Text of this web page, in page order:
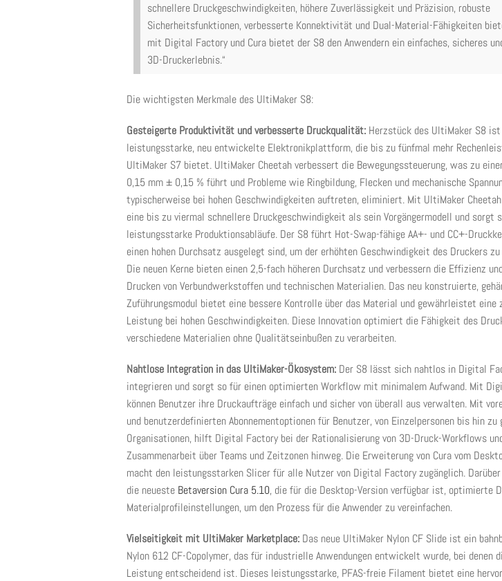
schnellere Druckgeschwindigkeiten, höhere Zuverlässigkeit und Präzision, robuste
Sicherheitsfunktionen, verbesserte Konnektivität und Dual-Material-Fähigkeiten
mit Digital Factory und Cura bietet der S8 den Anwendern ein einfaches, sicheres
3D-Druckerlebnis.“
Die wichtigsten Merkmale des UltiMaker S8:
Gesteigerte Produktivität und verbesserte Druckqualität: Herzstück des UltiMaker S8
leistungsstarke, neu entwickelte Elektronikplattform, die bis zu fünfmal mehr
UltiMaker S7 bietet. UltiMaker Cheetah verbessert die Bewegungssteuerung, was zu
0,15 mm ± 0,15 % führt und Probleme wie Ringbildung, Flecken und mechanische
typischerweise bei hohen Geschwindigkeiten auftreten, eliminiert. Mit UltiMaker
eine bis zu viermal schnellere Druckgeschwindigkeit als sein Vorgängermodell und sorgt
leistungsstarke Produktionsabläufe. Der S8 führt Hot-Swap-fähige AA+- und CC+-
einen hohen Durchsatz ausgelegt sind, um der erhöhten Geschwindigkeit des Druckers
Die neuen Kerne bieten einen 2,5-fach höheren Durchsatz und verbessern die Effizienz
Drucken von Verbundwerkstoffen und technischen Materialien. Das neu konstruierte,
Zuführungsmodul bietet eine bessere Kontrolle über das Material und gewährleistet eine
Leistung bei hohen Geschwindigkeiten. Diese Innovation optimiert die Fähigkeit des
verschiedene Materialien ohne Qualitätseinbußen zu verarbeiten.
Nahtlose Integration in das UltiMaker-Ökosystem: Der S8 lässt sich nahtlos in Digital
integrieren und sorgt so für einen optimierten Workflow mit minimalem Aufwand. Mit
können Benutzer ihre Druckaufträge einfach und sicher von überall aus verwalten. Mit
und benutzerdefinierten Abonnementoptionen für Benutzer, von Einzelpersonen bis hin zu
Organisationen, hilft Digital Factory bei der Rationalisierung von 3D-Druck-Workflows
Zusammenarbeit über Teams und Zeitzonen hinweg. Die Erweiterung von Cura vom
macht den leistungsstarken Slicer für alle Nutzer von Digital Factory zugänglich.
die neueste Betaversion Cura 5.10, die für die Desktop-Version verfügbar ist, optimierte
Materialprofileinstellungen, um den Prozess für die Anwender zu vereinfachen.
Vielseitigkeit mit UltiMaker Marketplace: Das neue UltiMaker Nylon CF Slide ist ein
Nylon 612 CF-Copolymer, das für industrielle Anwendungen entwickelt wurde, bei denen
Leistung entscheidend ist. Dieses leistungsstarke, PFAS-freie Filament bietet eine